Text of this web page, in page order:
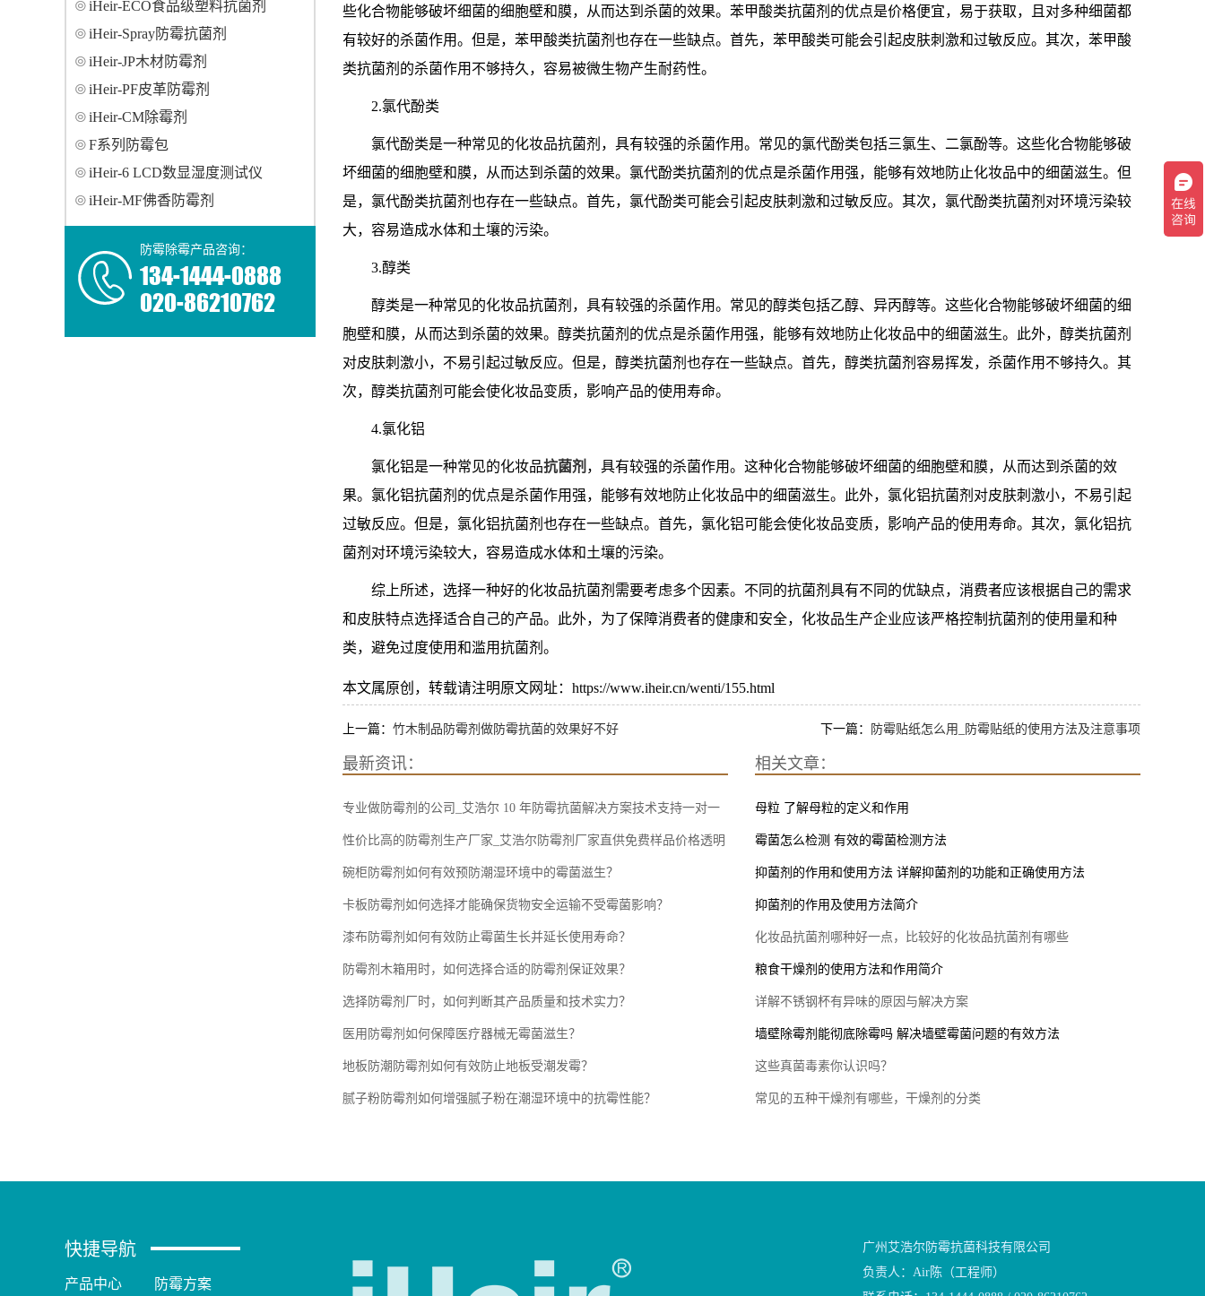
iHeir-ECO食品级塑料抗菌剂
iHeir-Spray防霉抗菌剂
iHeir-JP木材防霉剂
iHeir-PF皮革防霉剂
iHeir-CM除霉剂
F系列防霉包
iHeir-6 LCD数显湿度测试仪
iHeir-MF佛香防霉剂
防霉除霉产品咨询：
134-1444-0888
020-86210762
些化合物能够破坏细菌的细胞壁和膜，从而达到杀菌的效果。苯甲酸类抗菌剂的优点是价格便宜，易于获取，且对多种细菌都
有较好的杀菌作用。但是，苯甲酸类抗菌剂也存在一些缺点。首先，苯甲酸类可能会引起皮肤刺激和过敏反应。其次，苯甲酸
类抗菌剂的杀菌作用不够持久，容易被微生物产生耐药性。
2.氯代酚类
氯代酚类是一种常见的化妆品抗菌剂，具有较强的杀菌作用。常见的氯代酚类包括三氯生、二氯酚等。这些化合物能够破
坏细菌的细胞壁和膜，从而达到杀菌的效果。氯代酚类抗菌剂的优点是杀菌作用强，能够有效地防止化妆品中的细菌滋生。但
是，氯代酚类抗菌剂也存在一些缺点。首先，氯代酚类可能会引起皮肤刺激和过敏反应。其次，氯代酚类抗菌剂对环境污染较
大，容易造成水体和土壤的污染。
3.醇类
醇类是一种常见的化妆品抗菌剂，具有较强的杀菌作用。常见的醇类包括乙醇、异丙醇等。这些化合物能够破坏细菌的细
胞壁和膜，从而达到杀菌的效果。醇类抗菌剂的优点是杀菌作用强，能够有效地防止化妆品中的细菌滋生。此外，醇类抗菌剂
对皮肤刺激小，不易引起过敏反应。但是，醇类抗菌剂也存在一些缺点。首先，醇类抗菌剂容易挥发，杀菌作用不够持久。其
次，醇类抗菌剂可能会使化妆品变质，影响产品的使用寿命。
4.氯化铝
氯化铝是一种常见的化妆品抗菌剂 ，具有较强的杀菌作用。这种化合物能够破坏细菌的细胞壁和膜，从而达到杀菌的效
果。氯化铝抗菌剂的优点是杀菌作用强，能够有效地防止化妆品中的细菌滋生。此外，氯化铝抗菌剂对皮肤刺激小，不易引起
过敏反应。但是，氯化铝抗菌剂也存在一些缺点。首先，氯化铝可能会使化妆品变质，影响产品的使用寿命。其次，氯化铝抗
菌剂对环境污染较大，容易造成水体和土壤的污染。
综上所述，选择一种好的化妆品抗菌剂需要考虑多个因素。不同的抗菌剂具有不同的优缺点，消费者应该根据自己的需求
和皮肤特点选择适合自己的产品。此外，为了保障消费者的健康和安全，化妆品生产企业应该严格控制抗菌剂的使用量和种
类，避免过度使用和滥用抗菌剂。
本文属原创，转载请注明原文网址：https://www.iheir.cn/wenti/155.html
上一篇： 竹木制品防霉剂做防霉抗菌的效果好不好 下一篇： 防霉贴纸怎么用_防霉贴纸的使用方法及注意事项
最新资讯：
专业做防霉剂的公司_艾浩尔 10 年防霉抗菌解决方案技术支持一对一
性价比高的防霉剂生产厂家_艾浩尔防霉剂厂家直供免费样品价格透明
碗柜防霉剂如何有效预防潮湿环境中的霉菌滋生？
卡板防霉剂如何选择才能确保货物安全运输不受霉菌影响？
漆布防霉剂如何有效防止霉菌生长并延长使用寿命？
防霉剂木箱用时，如何选择合适的防霉剂保证效果？
选择防霉剂厂时，如何判断其产品质量和技术实力？
医用防霉剂如何保障医疗器械无霉菌滋生？
地板防潮防霉剂如何有效防止地板受潮发霉？
腻子粉防霉剂如何增强腻子粉在潮湿环境中的抗霉性能？
相关文章：
母粒 了解母粒的定义和作用
霉菌怎么检测 有效的霉菌检测方法
抑菌剂的作用和使用方法 详解抑菌剂的功能和正确使用方法
抑菌剂的作用及使用方法简介
化妆品抗菌剂哪种好一点，比较好的化妆品抗菌剂有哪些
粮食干燥剂的使用方法和作用简介
详解不锈钢杯有异味的原因与解决方案
墙壁除霉剂能彻底除霉吗 解决墙壁霉菌问题的有效方法
这些真菌毒素你认识吗？
常见的五种干燥剂有哪些，干燥剂的分类
快捷导航
产品中心 防霉方案
广州艾浩尔防霉抗菌科技有限公司
负责人：Air陈（工程师）